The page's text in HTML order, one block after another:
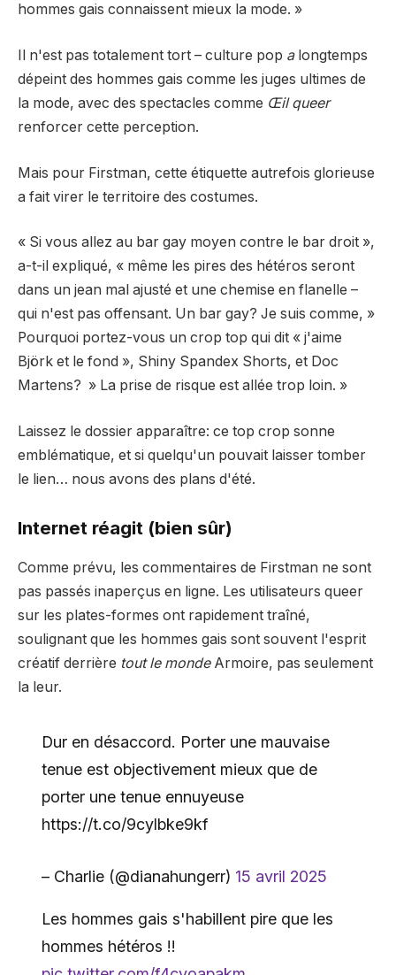
hommes gais connaissent mieux la mode. »
Il n'est pas totalement tort – culture pop alongtemps
dépeint des hommes gais comme les juges ultimes de
la mode, avec des spectacles comme Œil queer
renforcer cette perception.
Mais pour Firstman, cette étiquette autrefois glorieuse
a fait virer le territoire des costumes.
« Si vous allez au bar gay moyen contre le bar droit »,
a-t-il expliqué, « même les pires des hétéros seront
dans un jean mal ajusté et une chemise en flanelle –
qui n'est pas offensant. Un bar gay? Je suis comme, »
Pourquoi portez-vous un crop top qui dit « j'aime
Björk et le fond », Shiny Spandex Shorts, et Doc
Martens? » La prise de risque est allée trop loin. »
Laissez le dossier apparaître: ce top crop sonne
emblématique, et si quelqu'un pouvait laisser tomber
le lien… nous avons des plans d'été.
Internet réagit (bien sûr)
Comme prévu, les commentaires de Firstman ne sont
pas passés inaperçus en ligne. Les utilisateurs queer
sur les plates-formes ont rapidement traîné,
soulignant que les hommes gais sont souvent l'esprit
créatif derrière tout le mondeArmoire, pas seulement
la leur.
Dur en désaccord. Porter une mauvaise
tenue est objectivement mieux que de
porter une tenue ennuyeuse
https://t.co/9cylbke9kf
– Charlie (@dianahungerr) 15 avril 2025
Les hommes gais s'habillent pire que les
hommes hétéros !!